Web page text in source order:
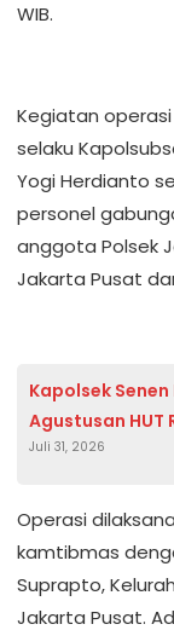
WIB.
Kegiatan operasi
selaku
Yogi Herdianto
personel
anggota Polsek
Jakarta Pusat
Kapolsek
Agustusan HUT
Anak-anak dan
Juli 31, 2026
Operasi
kamtibmas
Suprapto,
Jakarta Pusat.